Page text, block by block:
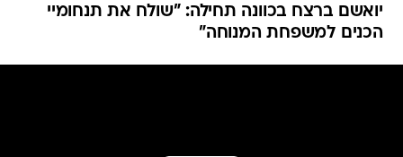
יואשם ברצח בכוונה תחילה: "שולח את תנחומיי
הכנים למשפחת המנוחה"